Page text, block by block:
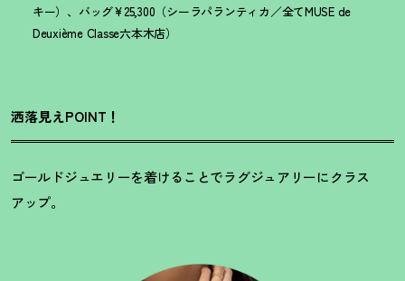
キー）、バッグ¥25,300（シーラパランティカ／全てMUSE de
Deuxième Classe六本木店）
洒落見えPOINT！
ゴールドジュエリーを着けることでラグジュアリーにクラス
アップ。